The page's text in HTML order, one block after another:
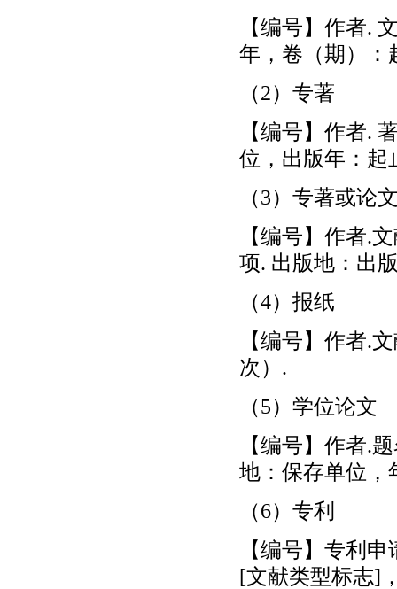
【编号】作者.
年，卷（期）：
（2）专著
【编号】作者.
位，出版年：起
（3）专著或论
【编号】作者.
项. 出版地：出
（4）报纸
【编号】作者.
次）.
（5）学位论文
【编号】作者.
地：保存单位，
（6）专利
【编号】专利
[文献类型标志]